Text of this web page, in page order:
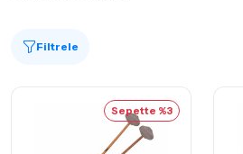
Filtrele
Sepette %3